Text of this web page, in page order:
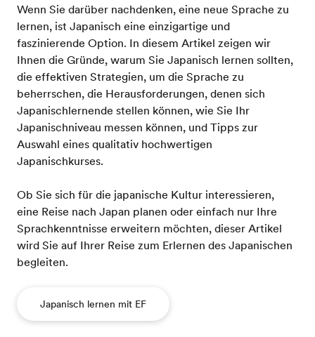
Wenn Sie darüber nachdenken, eine neue Sprache zu
lernen, ist Japanisch eine einzigartige und
faszinierende Option. In diesem Artikel zeigen wir
Ihnen die Gründe, warum Sie Japanisch lernen sollten,
die effektiven Strategien, um die Sprache zu
beherrschen, die Herausforderungen, denen sich
Japanischlernende stellen können, wie Sie Ihr
Japanischniveau messen können, und Tipps zur
Auswahl eines qualitativ hochwertigen
Japanischkurses.
Ob Sie sich für die japanische Kultur interessieren,
eine Reise nach Japan planen oder einfach nur Ihre
Sprachkenntnisse erweitern möchten, dieser Artikel
wird Sie auf Ihrer Reise zum Erlernen des Japanischen
begleiten.
Japanisch lernen mit EF